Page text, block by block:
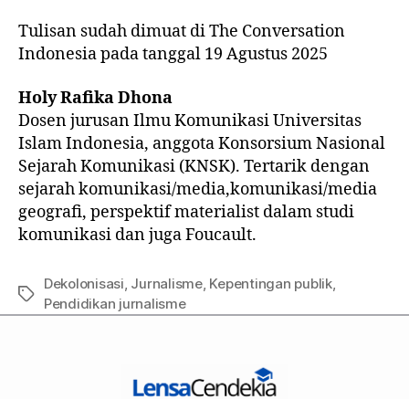
Tulisan sudah dimuat di The Conversation
Indonesia pada tanggal 19 Agustus 2025
Holy Rafika Dhona
Dosen jurusan Ilmu Komunikasi Universitas
Islam Indonesia, anggota Konsorsium Nasional
Sejarah Komunikasi (KNSK). Tertarik dengan
sejarah komunikasi/media,komunikasi/media
geografi, perspektif materialist dalam studi
komunikasi dan juga Foucault.
Dekolonisasi Jurnalisme, Kepentingan publik,
Pendidikan jurnalisme